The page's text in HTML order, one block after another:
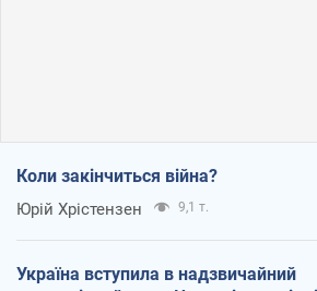
Коли закінчиться війна?
Юрій Хрістензен 9,1 т.
Україна вступила в надзвичайний